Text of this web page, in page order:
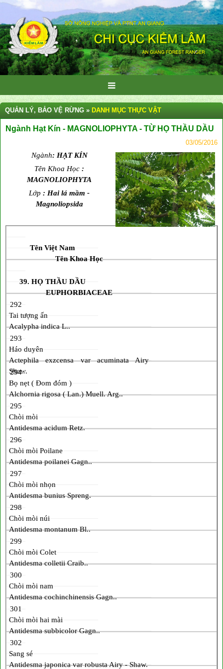
QUẢN LÝ, BẢO VỆ RỪNG » DANH MỤC THỰC VẬT
Ngành Hạt Kín - MAGNOLIOPHYTA - TỪ HỌ THẦU DẦU
03/05/2016
Ngành: HẠT KÍN
Tên Khoa Học :
MAGNOLIOPHYTA
Lớp : Hai lá mầm -
Magnoliopsida
Tên Việt Nam
Tên Khoa Học
39. HỌ THẦU DẦU
EUPHORBIACEAE
292
Tai tượng ấn
Acalypha indica L..
293
Háo duyên
Actephila exzcensa var acuminata Airy
Shaw.
294
Bọ nẹt ( Đom đóm )
Alchornia rigosa ( Lan.) Muell. Arg..
295
Chòi mòi
Antidesma acidum Retz.
296
Chòi mòi Poilane
Antidesma poilanei Gagn..
297
Chòi mòi nhọn
Antidesma bunius Spreng.
298
Chòi mòi núi
Antidesma montanum Bl..
299
Chòi mòi Colet
Antidesma colletii Craib..
300
Chòi mòi nam
Antidesma cochinchinensis Gagn..
301
Chòi mòi hai mài
Antidesma subbicolor Gagn..
302
Sang sé
Antidesma japonica var robusta Airy - Shaw.